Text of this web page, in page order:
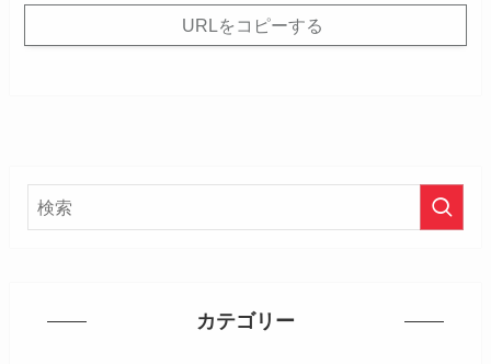
URLをコピーする
カテゴリー